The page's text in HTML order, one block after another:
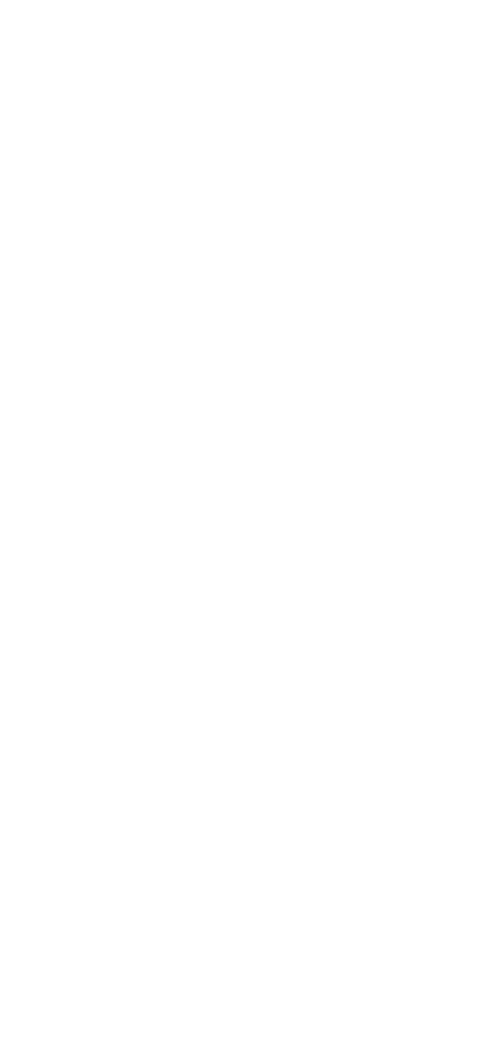
うな治療の選択肢があるのでしょう。